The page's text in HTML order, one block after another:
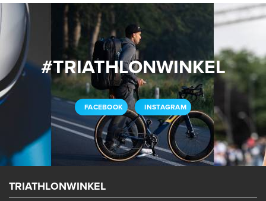
#TRIATHLONWINKEL
FACEBOOK INSTAGRAM
TRIATHLONWINKEL